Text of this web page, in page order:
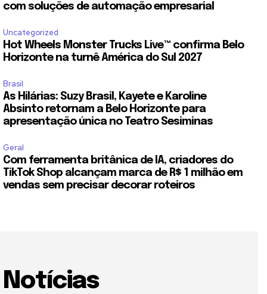
com soluções de automação empresarial
Uncategorized
Hot Wheels Monster Trucks Live™ confirma Belo
Horizonte na turnê América do Sul 2027
Brasil
As Hilárias: Suzy Brasil, Kayete e Karoline
Absinto retornam a Belo Horizonte para
apresentação única no Teatro Sesiminas
Geral
Com ferramenta britânica de IA, criadores do
TikTok Shop alcançam marca de R$ 1 milhão em
vendas sem precisar decorar roteiros
Notícias